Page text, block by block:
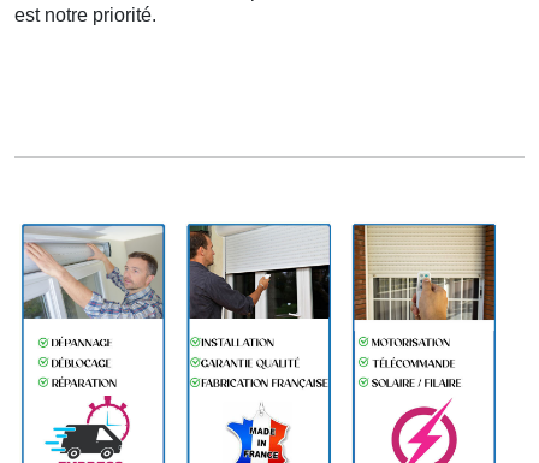
est notre priorité.